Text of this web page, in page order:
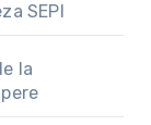
SEPI
la